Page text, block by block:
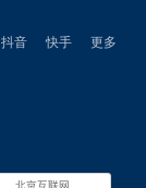
抖音 快手 更多